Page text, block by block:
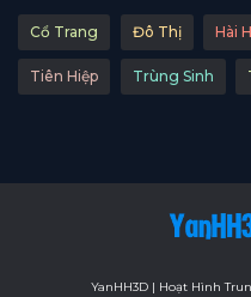
Cổ Trang Đô Thị Hài
Tiên Hiệp Trùng Sinh
YanHH3D | Hoạt Hình